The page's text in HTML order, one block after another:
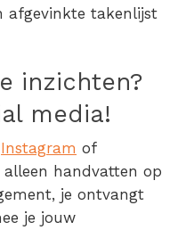
afgevinkte takenlijst
inzichten?
media!
Instagram of
handvatten op
je ontvangt
je jouw